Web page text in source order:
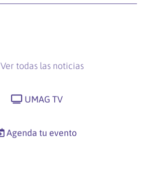
Ver todas las noticias
UMAG TV
Agenda tu evento